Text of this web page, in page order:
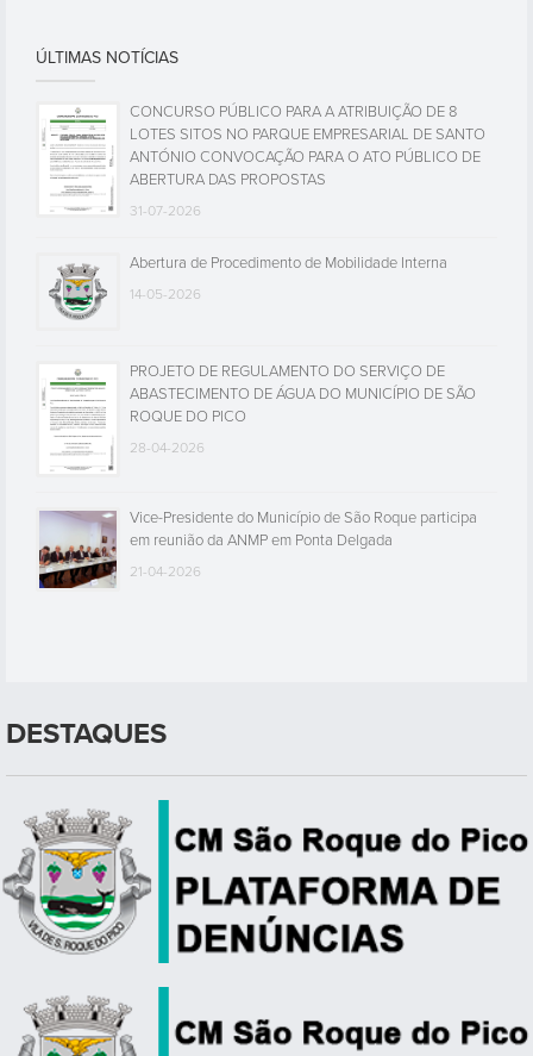
ÚLTIMAS NOTÍCIAS
CONCURSO PÚBLICO PARA A ATRIBUIÇÃO DE 8
LOTES SITOS NO PARQUE EMPRESARIAL DE SANTO
ANTÓNIO CONVOCAÇÃO PARA O ATO PÚBLICO DE
ABERTURA DAS PROPOSTAS
31-07-2026
Abertura de Procedimento de Mobilidade Interna
14-05-2026
PROJETO DE REGULAMENTO DO SERVIÇO DE
ABASTECIMENTO DE ÁGUA DO MUNICÍPIO DE SÃO
ROQUE DO PICO
28-04-2026
Vice-Presidente do Município de São Roque participa
em reunião da ANMP em Ponta Delgada
21-04-2026
DESTAQUES